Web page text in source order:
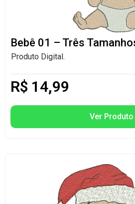
Bebê 01 – Três
Produto Digital.
R$ 14,99
Ver Produto